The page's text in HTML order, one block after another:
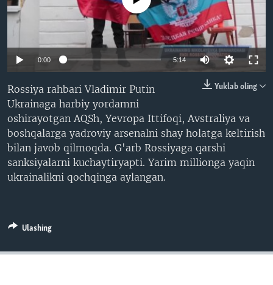
VIDEO
XABARLAR SURATLARDA
ODNOKLASSNIKI
TELEGRAM
0:00 5:14
Yuklab oling
Rossiya rahbari Vladimir Putin
Ukrainaga harbiy yordamni
oshirayotgan AQSh, Yevropa Ittifoqi, Avstraliya va
boshqalarga yadroviy arsenalni shay holatga keltirish
bilan javob qilmoqda. G'arb Rossiyaga qarshi
sanksiyalarni kuchaytiryapti. Yarim millionga yaqin
ukrainalikni qochqinga aylangan.
Ulashing